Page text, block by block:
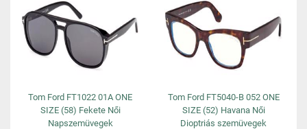
Tom Ford FT1022 01A ONE
SIZE (58) Fekete Női
Napszemüvegek
Tom Ford FT5040-B 052 ONE
SIZE (52) Havana Női
Dioptriás szemüvegek